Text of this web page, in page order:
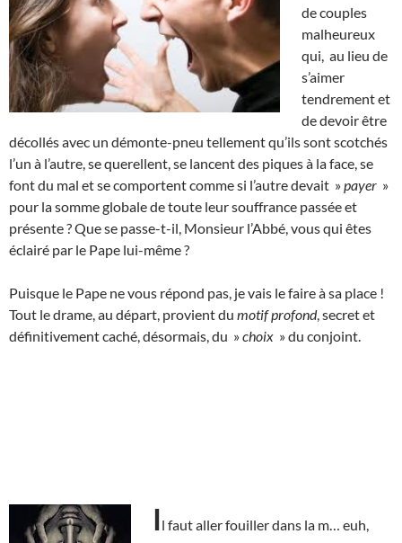
de couples
malheureux
qui, au lieu de
s’aimer
tendrement et
de devoir être
décollés avec un démonte-pneu tellement qu’ils sont scotchés
l’un à l’autre, se querellent, se lancent des piques à la face, se
font du mal et se comportent comme si l’autre devait »payer »
pour la somme globale de toute leur souffrance passée et
présente ? Que se passe-t-il, Monsieur l’Abbé, vous qui êtes
éclairé par le Pape lui-même ?
Puisque le Pape ne vous répond pas, je vais le faire à sa place !
Tout le drame, au départ, provient du motif profond, secret et
définitivement caché, désormais, du »choix » du conjoint.
Il faut aller fouiller dans la m… euh,